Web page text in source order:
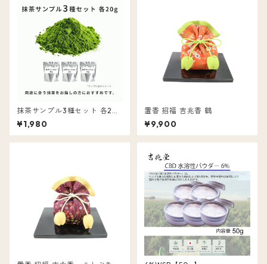
抹茶サンプル3種セット 各20
g
¥1,980
置香 招福 吉兆香 鶴
¥9,900